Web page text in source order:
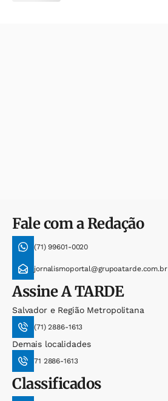
Fale com a Redação
(71) 99601-0020
jornalismoportal@grupoatarde.com.br
AssineA TARDE
Salvador e Região Metropolitana
(71) 2886-1613
Demais localidades
71 2886-1613
Classificados